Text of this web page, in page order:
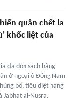
quân chết la
khốc liệt của
đã dọn sạch hàng
ở ngoại ô Đông Nam
bố, tiêu diệt hàng
Jabhat al-Nusra.